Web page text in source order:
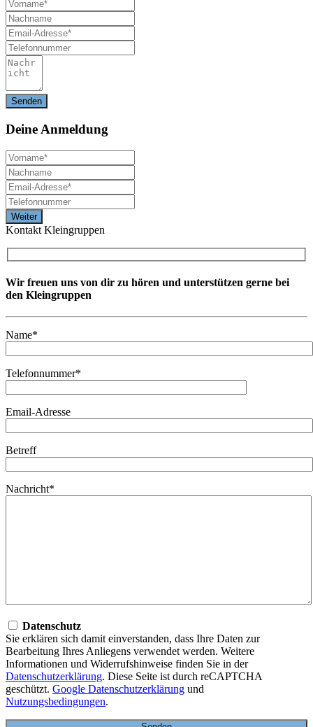
Deine Anmeldung
Kontakt Kleingruppen
Wir freuen uns von dir zu hören und unterstützen gerne bei
den Kleingruppen
Name*
Telefonnummer*
Email-Adresse
Betreff
Nachricht*
Datenschutz
Sie erklären sich damit einverstanden, dass Ihre Daten zur
Bearbeitung Ihres Anliegens verwendet werden. Weitere
Informationen und Widerrufshinweise finden Sie in der
Datenschutzerklärung. Diese Seite ist durch reCAPTCHA
geschützt. Google Datenschutzerklärung und
Nutzungsbedingungen.